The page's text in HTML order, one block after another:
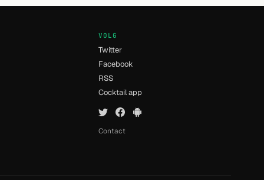
VOLG
Twitter
Facebook
RSS
Cocktail app
Contact